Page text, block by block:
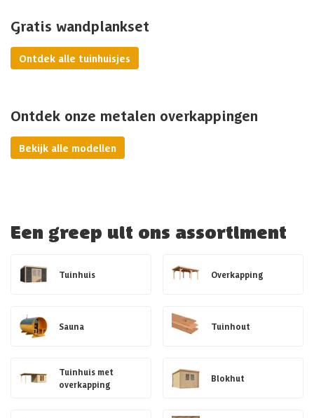
Gratis wandplankset
Ontdek alle tuinhuisjes
Ontdek onze metalen overkappingen
Bekijk alle modellen
Een greep uit ons assortiment
Tuinhuis Overkapping
Sauna Tuinhout
Tuinhuis met
overkapping
Blokhut